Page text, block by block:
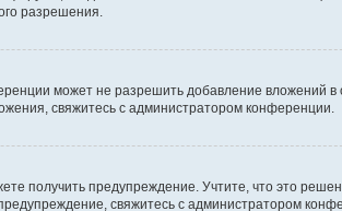
разрешения.
может не разрешить добавление вложений
свяжитесь с администратором конференции.
получить предупреждение. Учтите, что это
свяжитесь с администратором